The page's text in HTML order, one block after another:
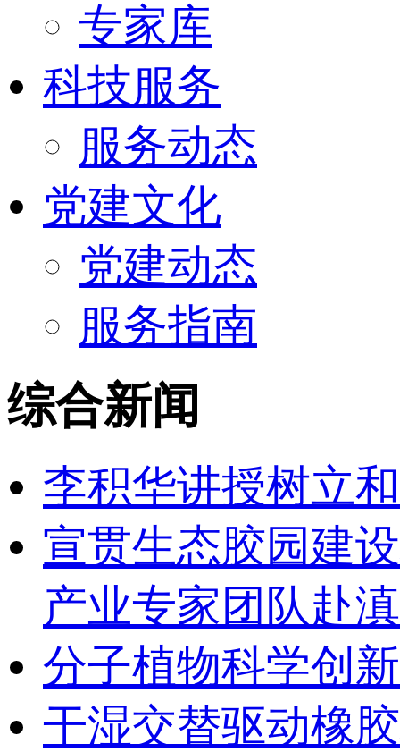
专家库
科技服务
服务动态
党建文化
党建动态
服务指南
综合新闻
李积华讲授树立
宣贯生态胶园建
产业专家团队赴
分子植物科学创
干湿交替驱动橡